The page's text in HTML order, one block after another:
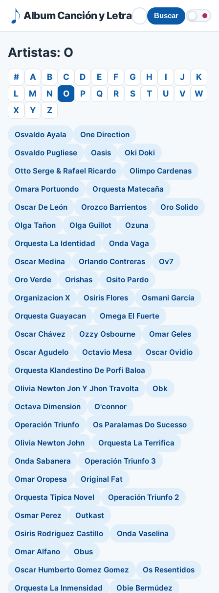
Album Canción y Letra Buscar
Artistas: O
# A B C D E F G H I J
K
L
M N O P Q R S T U V
W
X
Y Z
Osvaldo Ayala
One Direction
Osvaldo Pugliese
Oasis
Oki Doki
Otto Serge & Rafael Ricardo
Olimpo Cardenas
Omara Portuondo
Orquesta Matecaña
Oscar De León
Orozco Barrientos
Oro Solido
Olga Tañon
Olga Guillot
Ozuna
Orquesta La Identidad
Onda Vaga
Oscar Medina
Orlando Contreras
Ov7
Oro Verde
Orishas
Osito Pardo
Organizacion X
Osiris Flores
Osmani Garcia
Orquesta Guayacan
Omega El Fuerte
Oscar Chávez
Ozzy Osbourne
Omar Geles
Oscar Agudelo
Octavio Mesa
Oscar Ovidio
Orquesta Klandestino De Porfi Baloa
Olivia Newton Jon Y Jhon Travolta
Obk
Octava Dimension
O'connor
Operación Triunfo
Os Paralamas Do Sucesso
Olivia Newton John
Orquesta La Terrifica
Onda Sabanera
Operación Triunfo 3
Omar Oropesa
Original Fat
Orquesta Tipica Novel
Operación Triunfo 2
Osmar Perez
Outkast
Osiris Rodriguez Castillo
Onda Vaselina
Omar Alfano
Obus
Oscar Humberto Gomez Gomez
Os Resentidos
Orquesta La Inmensidad
Obie Bermúdez